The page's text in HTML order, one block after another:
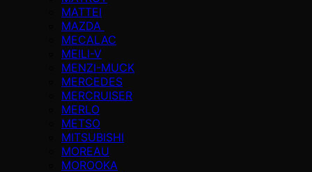
MATTEI
MAZDA
MECALAC
MEILI-V
MENZI-MUCK
MERCEDES
MERCRUISER
MERLO
METSO
MITSUBISHI
MOREAU
MOROOKA